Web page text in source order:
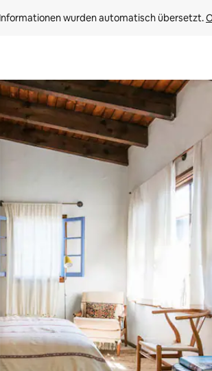
wurden automatisch übersetzt.
nach oben und unten oder erkunde die